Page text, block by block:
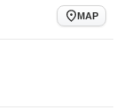
MAP